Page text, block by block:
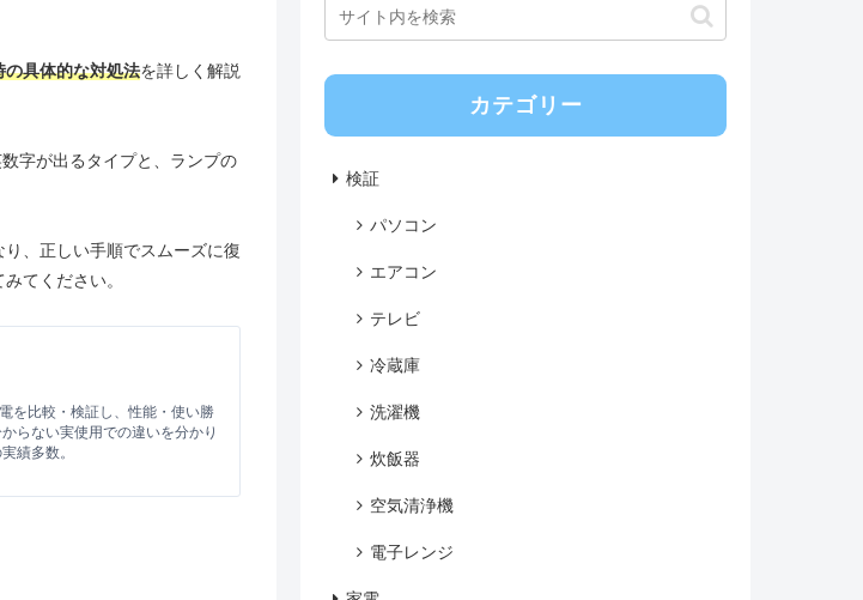
の具体的な対処法を詳しく解説
字が出るタイプと、ランプの
、正しい手順でスムーズに復
てください。
を比較・検証し、性能・使い勝
らない実使用での違いを分かり
績多数。
カテゴリー
検証
パソコン
エアコン
テレビ
冷蔵庫
洗濯機
炊飯器
空気清浄機
電子レンジ